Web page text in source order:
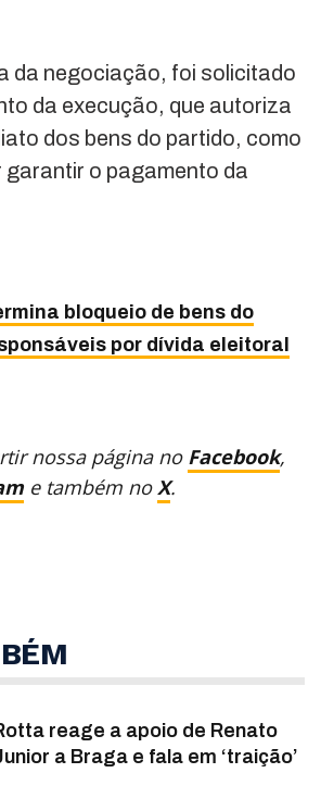
da negociação, foi solicitado
da execução, que autoriza
dos bens do partido, como
garantir o pagamento da
bloqueio de bens do
por dívida eleitoral
nossa página no Facebook,
e também noX.
reage a apoio de Renato
a Braga e fala em ‘traição’